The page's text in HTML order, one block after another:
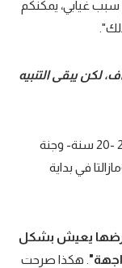
سبب غيابي، يمكنكم
لكن يبقى التنبيه
شهد سعيد المعتدية في واقعتنا مواليد 2004 -20 سنة- وجنة
مواليد 2005 -19 سنة- ومازالتا في بداية
يعيش بشكل
. هكذا صرحت